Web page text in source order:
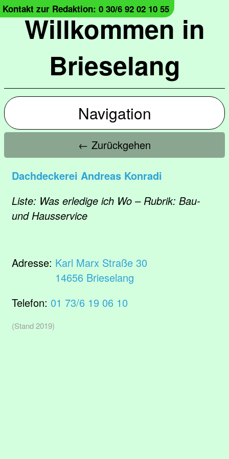
Willkommen in
Brieselang
Kontakt zur Redaktion: 0 30/6 92 02 10 55
Navigation
← Zurückgehen
Dachdeckerei Andreas Konradi
Liste: Was erledige ich Wo – Rubrik: Bau-
und Hausservice
Adresse: Karl Marx Straße 30
14656 Brieselang
Telefon: 01 73/6 19 06 10
(Stand 2019)